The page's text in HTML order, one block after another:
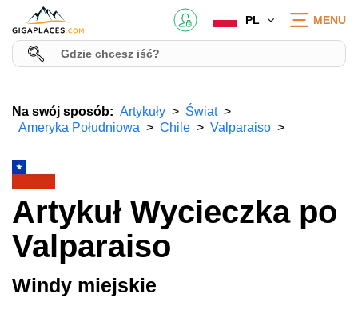
PL MENU
Na swój sposób: Artykuły
Świat
Ameryka Południowa
Chile Valparaiso
Artykuł Wycieczka po
Valparaiso
Windy miejskie